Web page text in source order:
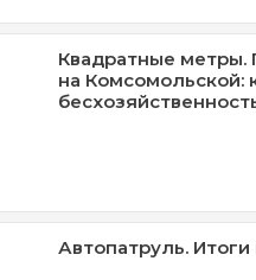
Квадратные метры.
на Комсомольской:
Автопатруль.